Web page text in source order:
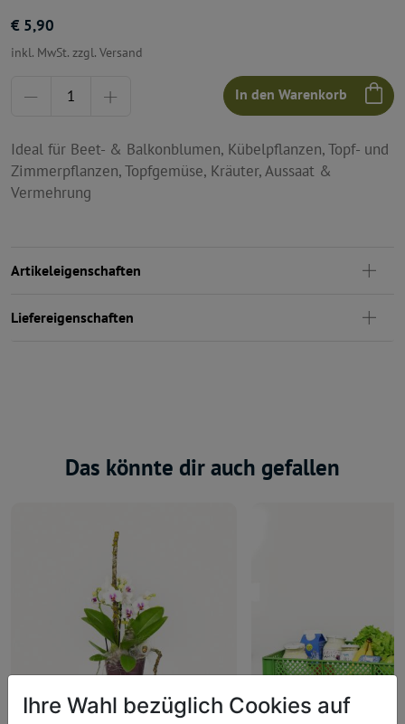
€ 5,90
inkl. MwSt. zzgl. Versand
In den Warenkorb
Ideal für Beet- & Balkonblumen, Kübelpflanzen, Topf- und
Zimmerpflanzen, Topfgemüse, Kräuter, Aussaat &
Vermehrung
Artikeleigenschaften
Liefereigenschaften
Das könnte dir auch gefallen
Ihre Wahl bezüglich Cookies auf